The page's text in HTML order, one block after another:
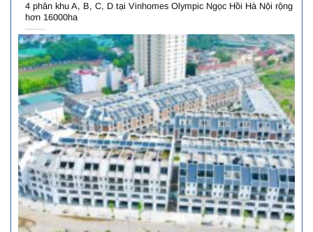
4 phân khu A, B, C, D tại Vinhomes Olympic Ngọc Hồi Hà Nội rộng
hơn 16000ha